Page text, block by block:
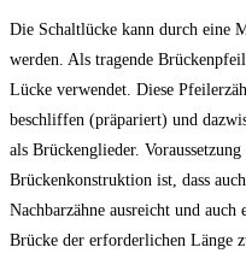
Die Schaltlücke kann durch eine
werden. Als tragende
Lücke verwendet. Diese
beschliffen (präpariert) und
als Brückenglieder.
Brückenkonstruktion ist, dass
Nachbarzähne ausreicht und auch
Brücke der erforderlichen Länge